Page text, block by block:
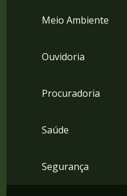
Meio Ambiente
Ouvidoria
Procuradoria
Saúde
Segurança